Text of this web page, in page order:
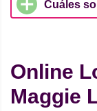
Cuáles
Online
Maggie